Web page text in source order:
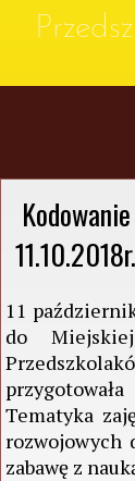
11.10.2018r.
11
do
Tematyka
rozwojowych
zabawę z